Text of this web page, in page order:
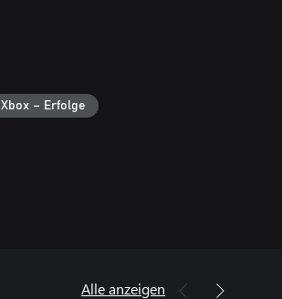
Xbox – Erfolge
Alle anzeigen